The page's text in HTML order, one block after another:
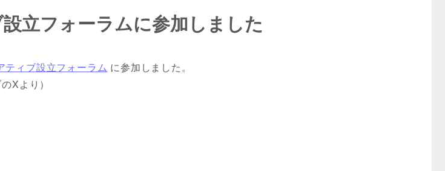
立フォーラムに参加しました
ティブ設立フォーラム に参加しました。
Xより）